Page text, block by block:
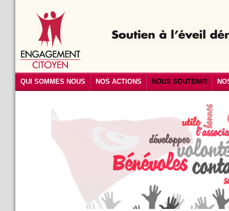
QUI SOMMES NOUS NOS ACTIONS NOUS SOUTENIR